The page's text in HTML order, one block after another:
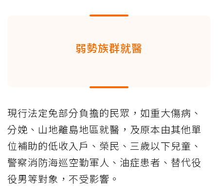
弱勢族群就醫
現行法定免部分負擔的民眾，如重大傷病、
分娩、山地離島地區就醫，及原本由其他單
位補助的低收入戶、榮民、三歲以下兒童、
警察消防海巡空勤軍人、油症患者、替代役
役男等對象，不受影響。